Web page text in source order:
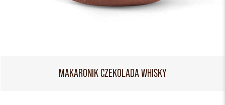
MAKARONIK CZEKOLADA WHISKY